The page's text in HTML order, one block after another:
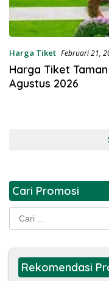
Harga Tiket Februari 21,
Harga Tiket
Agustus 2026
Cari Promosi
Cari
untuk:
Rekomendasi